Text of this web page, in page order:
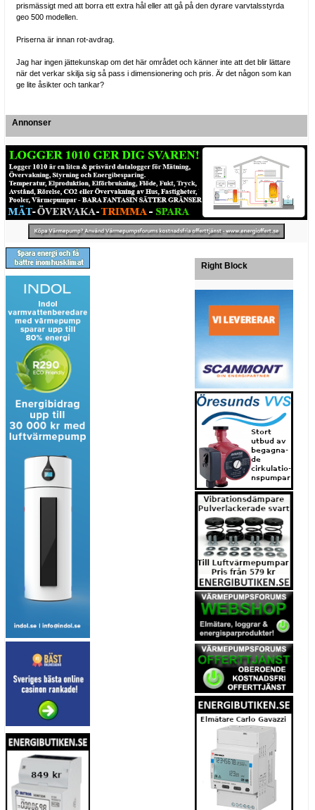
prismässigt med att borra ett extra hål eller att gå på den dyrare varvtalsstyrda
geo 500 modellen.
Priserna är innan rot-avdrag.
Jag har ingen jättekunskap om det här området och känner inte att det blir lättare
när det verkar skilja sig så pass i dimensionering och pris. Är det någon som kan
ge lite åsikter och tankar?
Annonser
Right Block